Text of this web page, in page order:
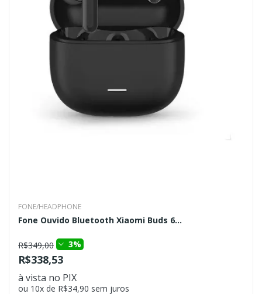
FONE/HEADPHONE
Fone Ouvido Bluetooth Xiaomi Buds 6...
R$349,00 3%
R$338,53
à vista no PIX
ou 10x de R$34,90 sem juros